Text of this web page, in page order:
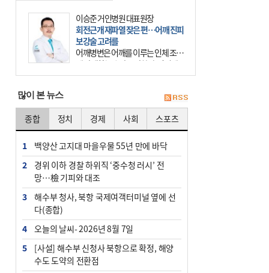
이승준 거인병원 대표원장
회전근개 재파열 잦은 편…어깨 진피
보강술 고려를
어깨병변은 어깨를 이루는 인체 조직
에 발생하는 손상을 말한다. 여기에
는 오십견과 회전근개 증후군, 어깨
많이 본 뉴스
종합 정치 경제 사회 스포츠
1
백양산 고지대 마을우물 55년 만에 바닥
2
경위 이하 경찰 하위직 ‘중수청 러시’ 전
망…檢 기피와 대조
3
해수부 청사, 북항 국제여객터미널 옆에 선
다(종합)
4
오늘의 날씨- 2026년 8월 7일
5
[사설] 해수부 신청사 북항으로 확정, 해양
수도 도약의 전환점